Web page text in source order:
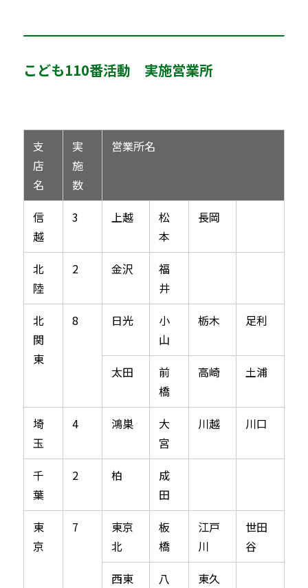
こども110番活動 実施営業所
支
店
名
実
施
数
営業所名
信
越
3 上越
松
本
長岡
北
陸
2 金沢
福
井
北
関
東
8 日光
小
山
栃木 足利
太田
前
橋
高崎 土浦
埼
玉
4 鴻巣
大
宮
川越 川口
千
葉
2 柏
成
田
東
京
7
東京
北
板
橋
江戸
川
世田
谷
西東
八
東久